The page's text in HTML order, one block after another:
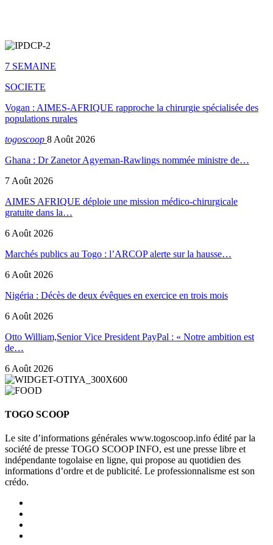
7 SEMAINE
SOCIETE
Vogan : AIMES-AFRIQUE rapproche la chirurgie spécialisée des
populations rurales
togoscoop 8 Août 2026
Ghana : Dr Zanetor Agyeman-Rawlings nommée ministre de…
7 Août 2026
AIMES AFRIQUE déploie une mission médico-chirurgicale
gratuite dans la…
6 Août 2026
Marchés publics au Togo : l’ARCOP alerte sur la hausse…
6 Août 2026
Nigéria : Décès de deux évêques en exercice en trois mois
6 Août 2026
Otto William,Senior Vice President PayPal : « Notre ambition est
de…
6 Août 2026
TOGO SCOOP
Le site d’informations générales www.togoscoop.info édité par la
société de presse TOGO SCOOP INFO, est une presse libre et
indépendante togolaise en ligne, qui propose au quotidien des
informations d’ordre et de publicité. Le professionnalisme est son
crédo.